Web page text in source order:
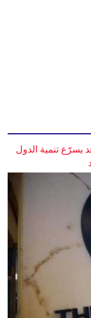
يسرّع تنمية الدول